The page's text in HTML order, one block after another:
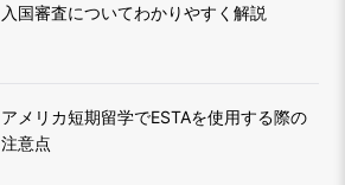
入国審査についてわかりやすく解説
アメリカ短期留学でESTAを使用する際の
注意点